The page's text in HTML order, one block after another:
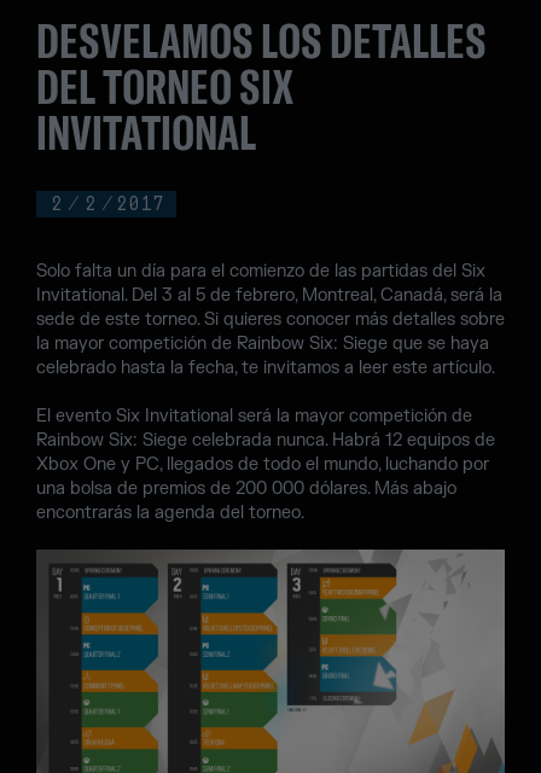
2 / 2 / 2017
DESVELAMOS LOS DETALLES
DEL TORNEO SIX
INVITATIONAL
Solo falta un día para el comienzo de las partidas del Six
Invitational. Del 3 al 5 de febrero, Montreal, Canadá, será la
sede de este torneo. Si quieres conocer más detalles sobre
la mayor competición de Rainbow Six: Siege que se haya
celebrado hasta la fecha, te invitamos a leer este artículo.
El evento Six Invitational será la mayor competición de
Rainbow Six: Siege celebrada nunca. Habrá 12 equipos de
Xbox One y PC, llegados de todo el mundo, luchando por
una bolsa de premios de 200 000 dólares. Más abajo
encontrarás la agenda del torneo.